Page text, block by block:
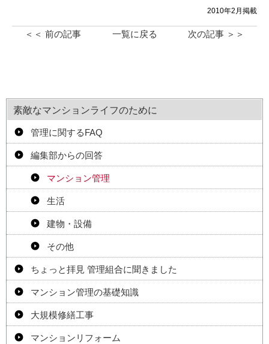
2010年2月掲載
＜＜ 前の記事 一覧に戻る 次の記事 ＞＞
素敵なマンションライフのために
管理に関するFAQ
編集部からの回答
マンション管理
生活
建物・設備
その他
ちょっと拝見 管理組合に聞きました
マンション管理の基礎知識
大規模修繕工事
マンションリフォーム